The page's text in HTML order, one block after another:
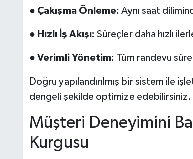
● Çakışma Önleme: Aynı saat
● Hızlı İş Akışı: Süreçler daha hızlı
● Verimli Yönetim: Tüm randevu
Doğru yapılandırılmış bir sistem ile
dengeli şekilde optimize edebilirsiniz.
Müşteri Deneyimini
Kurgusu